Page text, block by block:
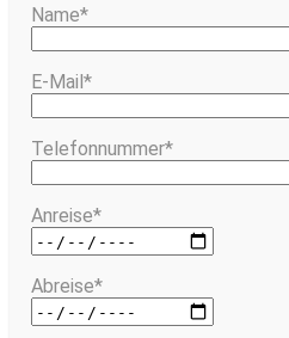
Name*
E-Mail*
Telefonnummer*
Anreise*
Abreise*